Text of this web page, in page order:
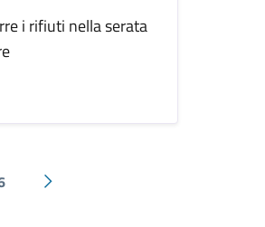
i rifiuti nella serata
Pagina successiva